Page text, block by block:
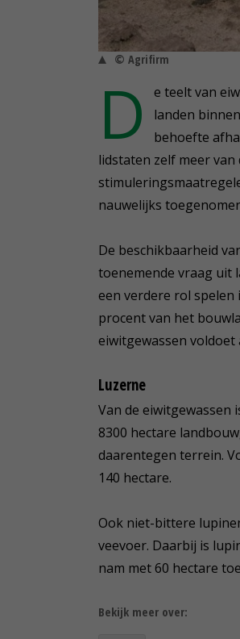
© Agrifirm
D
e teelt van
landen
behoefte
lidstaten zelf meer van
nauwelijks
De beschikbaarheid
toenemende vraag uit
een verdere rol spelen
procent van het
eiwitgewassen voldoet
Luzerne
Van de eiwitgewassen
8300 hectare
daarentegen terrein.
140 hectare.
Ook niet-bittere
veevoer. Daarbij is
nam met 60 hectare
Bekijk meer over: